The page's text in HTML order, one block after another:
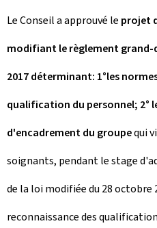
Le Conseil a approuvé le projet
modifiant le règlement grand-
2017 déterminant: 1°les
qualification du personnel; 2°
d'encadrement du groupequi
soignants, pendant le stage
de la loi modifiée du 28 octobre
reconnaissance des